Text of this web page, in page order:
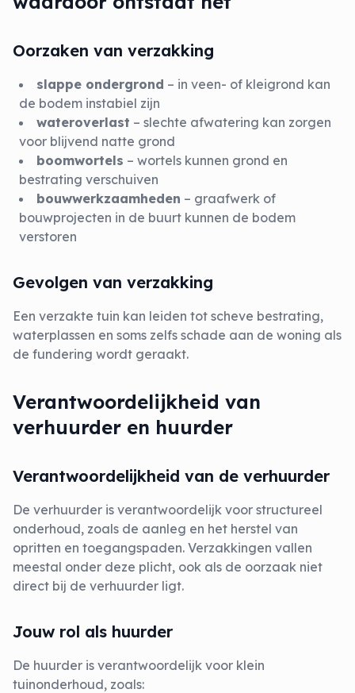
Oorzaken van verzakking
slappe ondergrond – in veen- of kleigrond kan
de bodem instabiel zijn
wateroverlast – slechte afwatering kan zorgen
voor blijvend natte grond
boomwortels – wortels kunnen grond en
bestrating verschuiven
bouwwerkzaamheden – graafwerk of
bouwprojecten in de buurt kunnen de bodem
verstoren
Gevolgen van verzakking
Een verzakte tuin kan leiden tot scheve bestrating,
waterplassen en soms zelfs schade aan de woning als
de fundering wordt geraakt.
Verantwoordelijkheid van
verhuurder en huurder
Verantwoordelijkheid van de verhuurder
De verhuurder is verantwoordelijk voor structureel
onderhoud, zoals de aanleg en het herstel van
opritten en toegangspaden. Verzakkingen vallen
meestal onder deze plicht, ook als de oorzaak niet
direct bij de verhuurder ligt.
Jouw rol als huurder
De huurder is verantwoordelijk voor klein
tuinonderhoud, zoals: